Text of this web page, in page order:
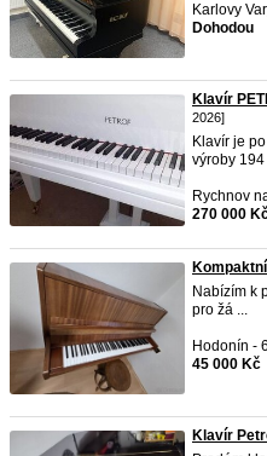
Karlovy
Dohodou
Klavír
2026]
Klavír je
výroby 194
Rychnov
270 000
​Nabízím k
pro žá ...
Hodonín -
45 000 Kč
Klavír